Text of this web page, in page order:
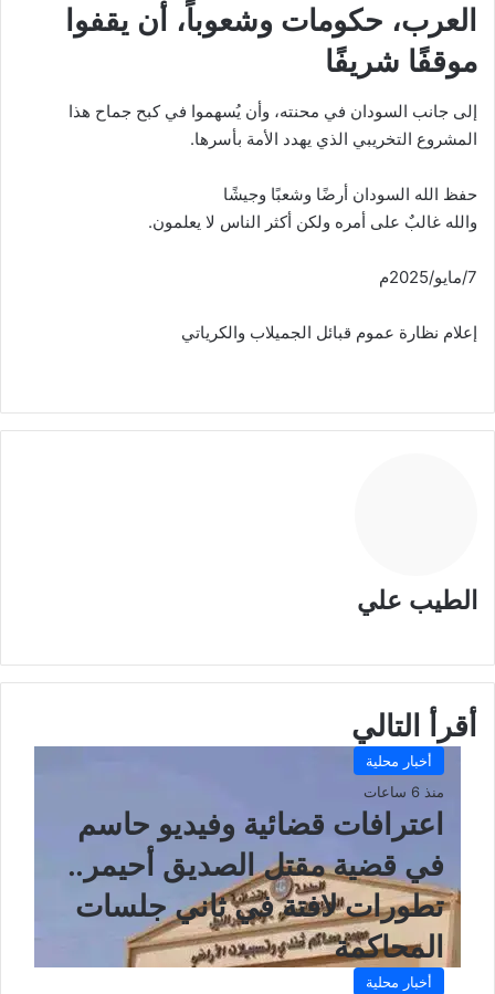
العرب، حكومات وشعوباً، أن يقفوا
موقفًا شريفًا
إلى جانب السودان في محنته، وأن يُسهموا في كبح جماح هذا
المشروع التخريبي الذي يهدد الأمة بأسرها.
حفظ الله السودان أرضًا وشعبًا وجيشًا
والله غالبٌ على أمره ولكن أكثر الناس لا يعلمون.
7/مايو/2025م
إعلام نظارة عموم قبائل الجميلاب والكرياتي
الطيب علي
أقرأ التالي
أخبار محلية
منذ 6 ساعات
اعترافات قضائية وفيديو حاسم
في قضية مقتل الصديق أحيمر..
تطورات لافتة في ثاني جلسات
المحاكمة
أخبار محلية